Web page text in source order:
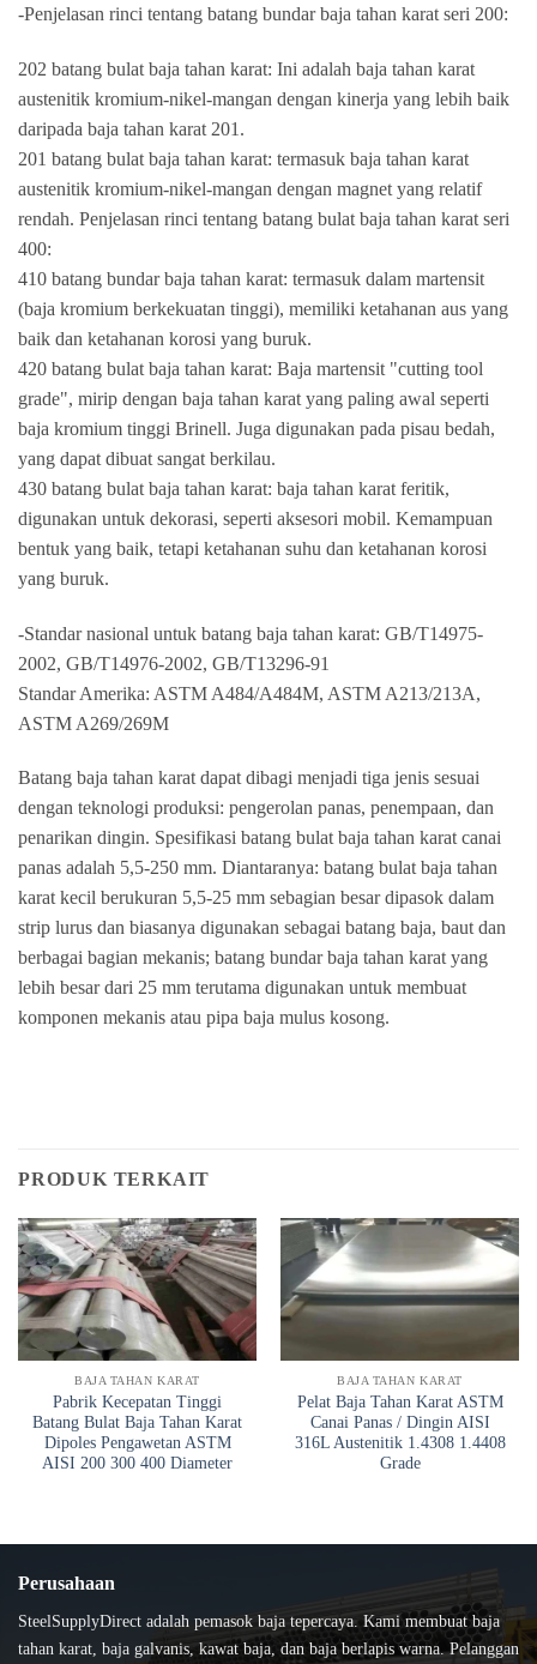
-Penjelasan rinci tentang batang bundar baja tahan karat seri 200:
202 batang bulat baja tahan karat: Ini adalah baja tahan karat
austenitik kromium-nikel-mangan dengan kinerja yang lebih baik
daripada baja tahan karat 201.
201 batang bulat baja tahan karat: termasuk baja tahan karat
austenitik kromium-nikel-mangan dengan magnet yang relatif
rendah. Penjelasan rinci tentang batang bulat baja tahan karat seri
400:
410 batang bundar baja tahan karat: termasuk dalam martensit
(baja kromium berkekuatan tinggi), memiliki ketahanan aus yang
baik dan ketahanan korosi yang buruk.
420 batang bulat baja tahan karat: Baja martensit "cutting tool
grade", mirip dengan baja tahan karat yang paling awal seperti
baja kromium tinggi Brinell. Juga digunakan pada pisau bedah,
yang dapat dibuat sangat berkilau.
430 batang bulat baja tahan karat: baja tahan karat feritik,
digunakan untuk dekorasi, seperti aksesori mobil. Kemampuan
bentuk yang baik, tetapi ketahanan suhu dan ketahanan korosi
yang buruk.
-Standar nasional untuk batang baja tahan karat: GB/T14975-
2002, GB/T14976-2002, GB/T13296-91
Standar Amerika: ASTM A484/A484M, ASTM A213/213A,
ASTM A269/269M
Batang baja tahan karat dapat dibagi menjadi tiga jenis sesuai
dengan teknologi produksi: pengerolan panas, penempaan, dan
penarikan dingin. Spesifikasi batang bulat baja tahan karat canai
panas adalah 5,5-250 mm. Diantaranya: batang bulat baja tahan
karat kecil berukuran 5,5-25 mm sebagian besar dipasok dalam
strip lurus dan biasanya digunakan sebagai batang baja, baut dan
berbagai bagian mekanis; batang bundar baja tahan karat yang
lebih besar dari 25 mm terutama digunakan untuk membuat
komponen mekanis atau pipa baja mulus kosong.
PRODUK TERKAIT
BAJA TAHAN KARAT
Pabrik Kecepatan Tinggi
Batang Bulat Baja Tahan Karat
Dipoles Pengawetan ASTM
AISI 200 300 400 Diameter
BAJA TAHAN KARAT
Pelat Baja Tahan Karat ASTM
Canai Panas / Dingin AISI
316L Austenitik 1.4308 1.4408
Grade
Perusahaan
SteelSupplyDirect adalah pemasok baja tepercaya. Kami membuat baja
tahan karat, baja galvanis, kawat baja, dan baja berlapis warna. Pelanggan